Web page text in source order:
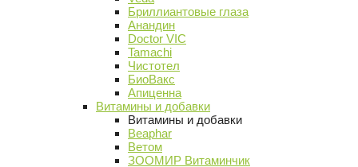
Бриллиантовые глаза
Анандин
Doctor VIC
Tamachi
Чистотел
БиоВакс
Апиценна
Витамины и добавки
Витамины и добавки
Beaphar
Ветом
ЗООМИР Витаминчик